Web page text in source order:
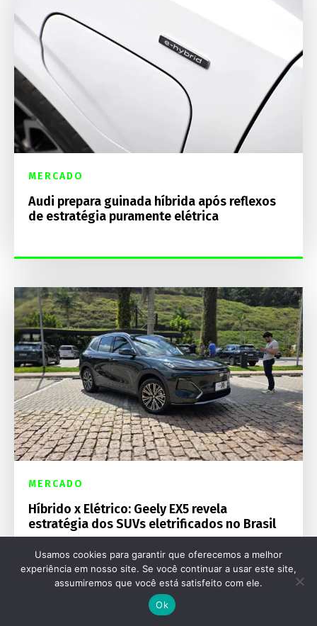
MERCADO
Audi prepara guinada híbrida após reflexos
de estratégia puramente elétrica
MERCADO
Híbrido x Elétrico: Geely EX5 revela
estratégia dos SUVs eletrificados no Brasil
Usamos cookies para garantir que oferecemos a melhor
experiência em nosso site. Se você continuar a usar este site,
assumiremos que você está satisfeito com ele.
Ok